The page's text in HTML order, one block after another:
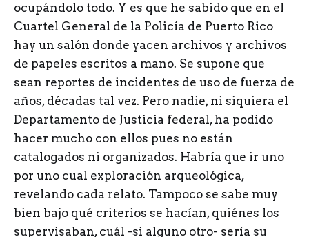
ocupándolo todo. Y es que he sabido que en el
Cuartel General de la Policía de Puerto Rico
hay un salón donde yacen archivos y archivos
de papeles escritos a mano. Se supone que
sean reportes de incidentes de uso de fuerza de
años, décadas tal vez. Pero nadie, ni siquiera el
Departamento de Justicia federal, ha podido
hacer mucho con ellos pues no están
catalogados ni organizados. Habría que ir uno
por uno cual exploración arqueológica,
revelando cada relato. Tampoco se sabe muy
bien bajo qué criterios se hacían, quiénes los
supervisaban, cuál -si alguno otro- sería su